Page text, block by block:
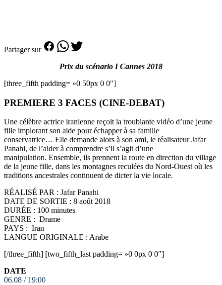
Partager sur
Prix du scénario I Cannes 2018
[three_fifth padding= »0 50px 0 0″]
PREMIERE 3 FACES (CINE-DEBAT)
Une célèbre actrice iranienne reçoit la troublante vidéo d’une jeune
fille implorant son aide pour échapper à sa famille
conservatrice… Elle demande alors à son ami, le réalisateur Jafar
Panahi, de l’aider à comprendre s’il s’agit d’une
manipulation. Ensemble, ils prennent la route en direction du village
de la jeune fille, dans les montagnes reculées du Nord-Ouest où les
traditions ancestrales continuent de dicter la vie locale.
RÉALISÉ PAR : Jafar Panahi
DATE DE SORTIE : 8 août 2018
DURÉE : 100 minutes
GENRE : Drame
PAYS : Iran
LANGUE ORIGINALE : Arabe
[/three_fifth] [two_fifth_last padding= »0 0px 0 0″]
DATE
06.08 / 19:00